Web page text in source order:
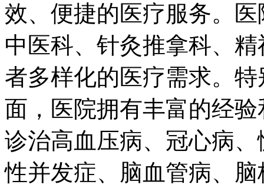
效、便捷的医疗服务。
中医科、针灸推拿科、
者多样化的医疗需求。
面，医院拥有丰富的经
诊治高血压病、冠心病
性并发症、脑血管病、